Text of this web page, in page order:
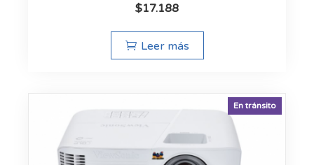
$17.188
Leer más
En tránsito